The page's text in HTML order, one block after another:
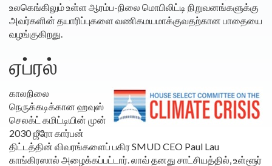
உலகெங்கிலும் உள்ள ஆரம்ப-நிலை மொபிலிட்டி நிறுவனங்களுக்கு
அவர்களின் தயாரிப்புகளை வணிகமயமாக்குவதற்கான பாதையை
வழங்குகிறது.
ஏப்ரல்
காலநிலை
நெருக்கடிக்கான ஹவுஸ்
செலக்ட் கமிட்டியின் முன்
2030 ஜீரோ கார்பன்
திட்டத்தின் விவரங்களைப் பகிர SMUD CEO Paul Lau
காங்கிரஸால் அழைக்கப்பட்டார். லாவ் தனது சாட்சியத்தில், உள்ளூர்